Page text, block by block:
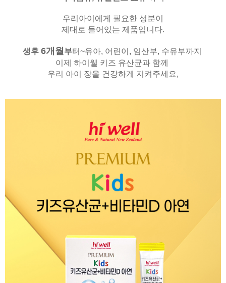
우리아이에게 필요한 성분이
제대로 들어있는 제품입니다.
생후 6개월부터~유아, 어린이, 임산부, 수유부까지
이제 하이웰 키즈 유산균과 함께
우리 아이 장을 건강하게 지켜주세요,